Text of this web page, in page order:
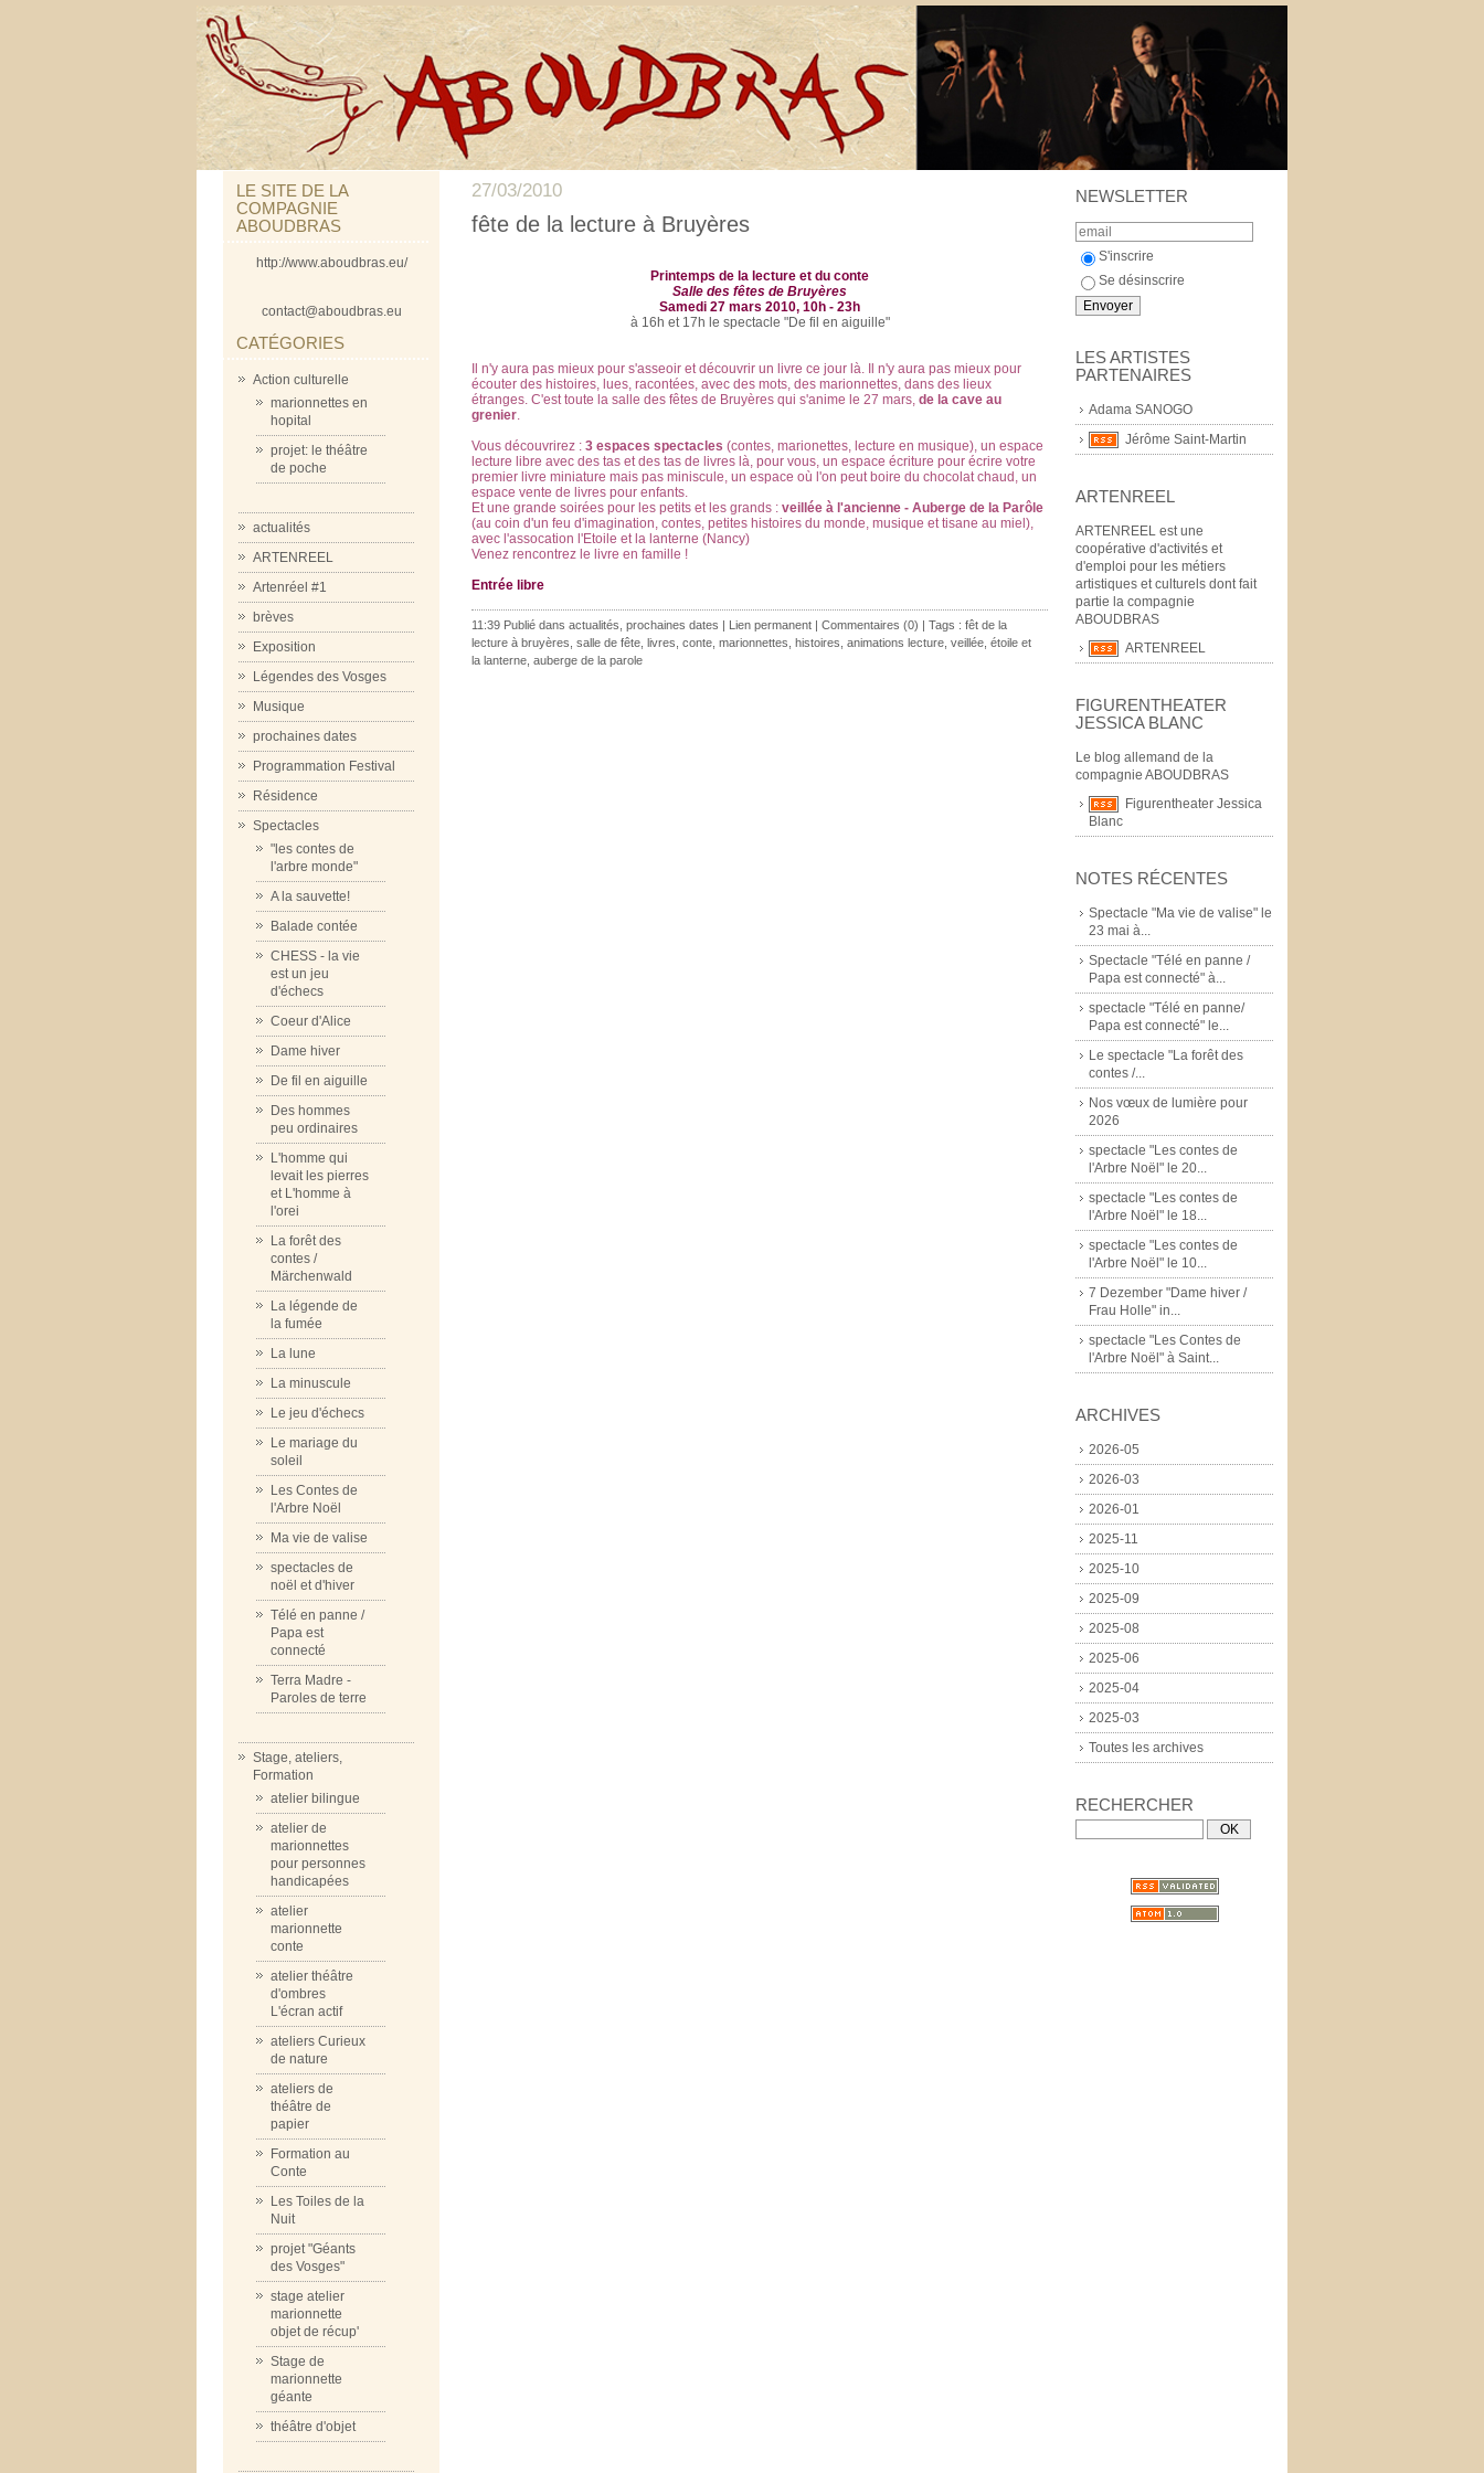
LE SITE DE LA
COMPAGNIE
ABOUDBRAS
http://www.aboudbras.eu/
contact@aboudbras.eu
CATÉGORIES
Action culturelle
marionnettes en
hopital
projet: le théâtre
de poche
actualités
ARTENREEL
Artenréel #1
brèves
Exposition
Légendes des Vosges
Musique
prochaines dates
Programmation Festival
Résidence
Spectacles
"les contes de
l'arbre monde"
A la sauvette!
Balade contée
CHESS - la vie
est un jeu
d'échecs
Coeur d'Alice
Dame hiver
De fil en aiguille
Des hommes
peu ordinaires
L'homme qui
levait les pierres
et L'homme à
l'orei
La forêt des
contes /
Märchenwald
La légende de
la fumée
La lune
La minuscule
Le jeu d'échecs
Le mariage du
soleil
Les Contes de
l'Arbre Noël
Ma vie de valise
spectacles de
noël et d'hiver
Télé en panne /
Papa est
connecté
Terra Madre -
Paroles de terre
Stage, ateliers,
Formation
atelier bilingue
atelier de
marionnettes
pour personnes
handicapées
atelier
marionnette
conte
atelier théâtre
d'ombres
L'écran actif
ateliers Curieux
de nature
ateliers de
théâtre de
papier
Formation au
Conte
Les Toiles de la
Nuit
projet "Géants
des Vosges"
stage atelier
marionnette
objet de récup'
Stage de
marionnette
géante
théâtre d'objet
NEWSLETTER
S'inscrire
Se désinscrire
LES ARTISTES
PARTENAIRES
Adama SANOGO
Jérôme Saint-Martin
ARTENREEL
ARTENREEL est une
coopérative d'activités et
d'emploi pour les métiers
artistiques et culturels dont fait
partie la compagnie
ABOUDBRAS
ARTENREEL
FIGURENTHEATER
JESSICA BLANC
Le blog allemand de la
compagnie ABOUDBRAS
Figurentheater Jessica
Blanc
NOTES RÉCENTES
Spectacle "Ma vie de valise" le
23 mai à...
Spectacle "Télé en panne /
Papa est connecté" à...
spectacle "Télé en panne/
Papa est connecté" le...
Le spectacle "La forêt des
contes /...
Nos vœux de lumière pour
2026
spectacle "Les contes de
l'Arbre Noël" le 20...
spectacle "Les contes de
l'Arbre Noël" le 18...
spectacle "Les contes de
l'Arbre Noël" le 10...
7 Dezember "Dame hiver /
Frau Holle" in...
spectacle "Les Contes de
l'Arbre Noël" à Saint...
ARCHIVES
2026-05
2026-03
2026-01
2025-11
2025-10
2025-09
2025-08
2025-06
2025-04
2025-03
Toutes les archives
RECHERCHER
27/03/2010
fête de la lecture à Bruyères
Printemps de la lecture et du conte
Salle des fêtes de Bruyères
Samedi 27 mars 2010, 10h - 23h
à 16h et 17h le spectacle "De fil en aiguille"
Il n'y aura pas mieux pour s'asseoir et découvrir un livre ce jour là. Il n'y aura pas mieux pour
écouter des histoires, lues, racontées, avec des mots, des marionnettes, dans des lieux
étranges. C'est toute la salle des fêtes de Bruyères qui s'anime le 27 mars, de la cave au
grenier.
Vous découvrirez : 3 espaces spectacles (contes, marionettes, lecture en musique), un espace
lecture libre avec des tas et des tas de livres là, pour vous, un espace écriture pour écrire votre
premier livre miniature mais pas miniscule, un espace où l'on peut boire du chocolat chaud, un
espace vente de livres pour enfants.
Et une grande soirées pour les petits et les grands : veillée à l'ancienne - Auberge de la Parôle
(au coin d'un feu d'imagination, contes, petites histoires du monde, musique et tisane au miel),
avec l'assocation l'Etoile et la lanterne (Nancy)
Venez rencontrez le livre en famille !
Entrée libre
11:39 Publié dans actualités prochaines dates | Lien permanent | Commentaires (0) | Tags : fêt de la
lecture à bruyères salle de fête livres conte marionnettes histoires animations lecture veillée étoile et
la lanterne auberge de la parole